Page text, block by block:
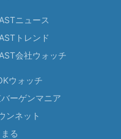
ニュース
トレンド
会社ウォッチ
ウォッチ
ーゲンマニア
ンネット
る